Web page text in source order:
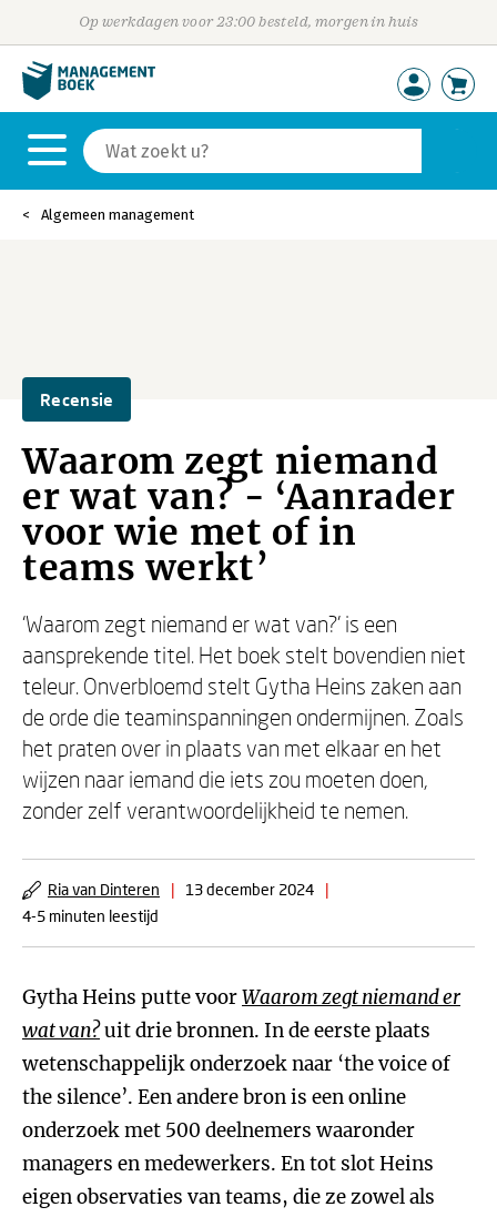
Op werkdagen voor 23:00 besteld, morgen in huis
Algemeen management
Recensie
Waarom zegt niemand
er wat van? - ‘Aanrader
voor wie met of in
teams werkt’
‘Waarom zegt niemand er wat van?’ is een
aansprekende titel. Het boek stelt bovendien niet
teleur. Onverbloemd stelt Gytha Heins zaken aan
de orde die teaminspanningen ondermijnen. Zoals
het praten over in plaats van met elkaar en het
wijzen naar iemand die iets zou moeten doen,
zonder zelf verantwoordelijkheid te nemen.
Ria van Dinteren | 13 december 2024
|
4-5 minuten leestijd
Gytha Heins putte voorWaarom zegt niemand er
wat van?uit drie bronnen. In de eerste plaats
wetenschappelijk onderzoek naar ‘the voice of
the silence’. Een andere bron is een online
onderzoek met 500 deelnemers waaronder
managers en medewerkers. En tot slot Heins
eigen observaties van teams, die ze zowel als